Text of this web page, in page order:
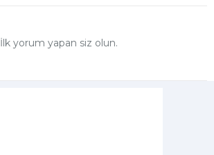
İlk yorum yapan siz olun.